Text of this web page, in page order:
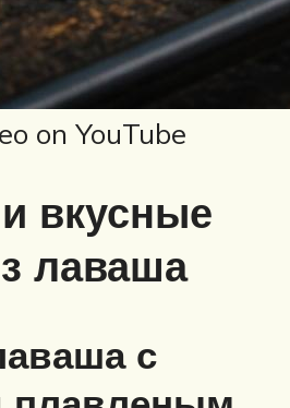
on YouTube
вкусные
лаваша
с